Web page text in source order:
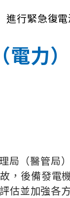
進行緊急復
力
局（醫管局
，後備發
估並加強各